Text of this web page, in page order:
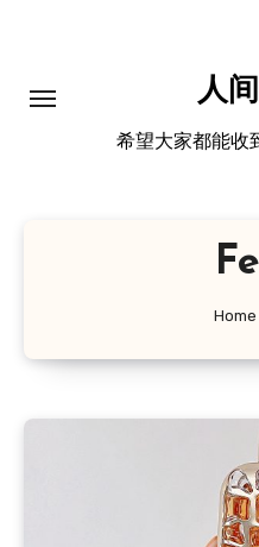
人
希望大家都能收
Home